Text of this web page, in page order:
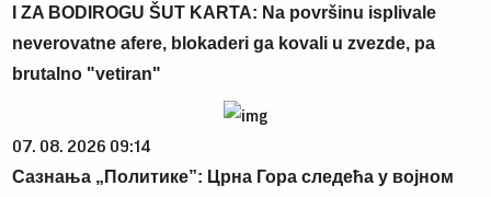
I ZA BODIROGU ŠUT KARTA: Na površinu isplivale
neverovatne afere, blokaderi ga kovali u zvezde, pa
brutalno "vetiran"
07. 08. 2026 09:14
Сазнања „Политике”: Црна Гора следећа у војном